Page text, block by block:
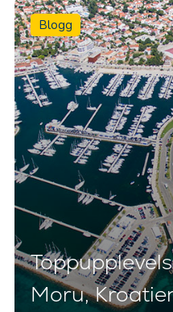
Blogg
Moru,